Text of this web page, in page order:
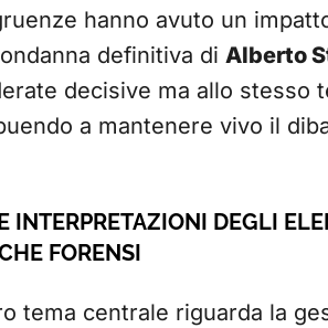
hanno avuto un
definitiva di Alberto
decisive ma allo stesso
a mantenere vivo il
INTERPRETAZIONI DEGLI
FORENSI
tema centrale riguarda la